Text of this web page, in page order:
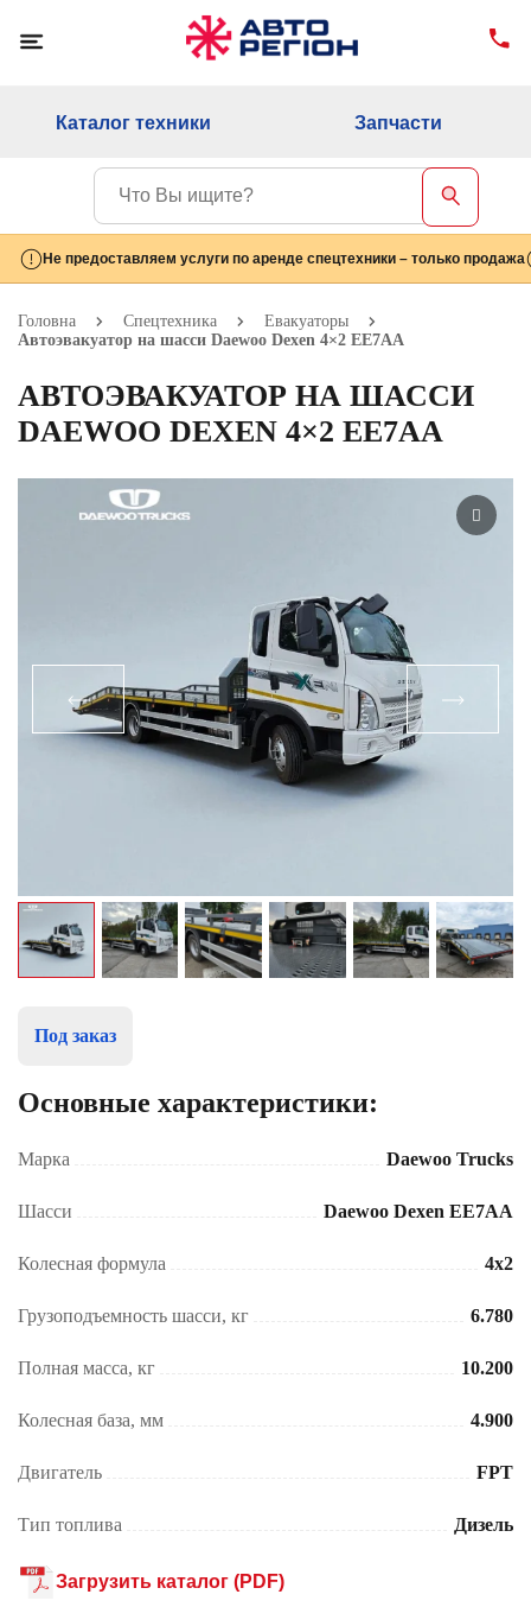
Каталог техники Запчасти
Не предоставляем услуги по аренде спецтехники – только продажа
Головна Спецтехника
Евакуаторы
Автоэвакуатор на шасси Daewoo Dexen 4×2 EE7AA
АВТОЭВАКУАТОР НА ШАССИ
DAEWOO DEXEN 4×2 EE7AA
Под заказ
Основные характеристики:
Марка Daewoo Trucks
Шасси Daewoo Dexen EE7AA
Колесная формула 4x2
Грузоподъемность шасси, кг 6.780
Полная масса, кг 10.200
Колесная база, мм 4.900
Двигатель FPT
Тип топлива Дизель
Загрузить каталог (PDF)